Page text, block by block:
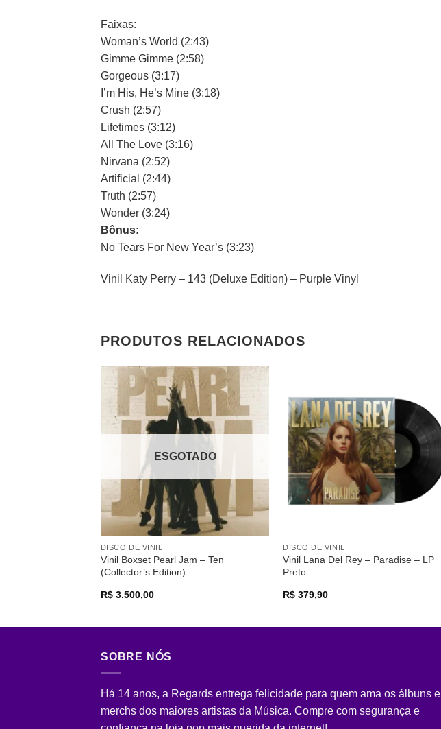
Faixas:
Woman’s World (2:43)
Gimme Gimme (2:58)
Gorgeous (3:17)
I’m His, He’s Mine (3:18)
Crush (2:57)
Lifetimes (3:12)
All The Love (3:16)
Nirvana (2:52)
Artificial (2:44)
Truth (2:57)
Wonder (3:24)
Bônus:
No Tears For New Year’s (3:23)
Vinil Katy Perry – 143 (Deluxe Edition) – Purple Vinyl
PRODUTOS RELACIONADOS
Adicionar
a lista de
desejos
ESGOTADO
DISCO DE VINIL
Vinil Boxset Pearl Jam – Ten
(Collector’s Edition)
R$3.500,00
Adicionar
a lista de
desejos
DISCO DE VINIL
Vinil Lana Del Rey – Paradise – LP
Preto
R$ 379,90
SOBRE NÓS
Há 14 anos, a Regards entrega felicidade para quem ama os álbuns e
merchs dos maiores artistas da Música. Compre com segurança e